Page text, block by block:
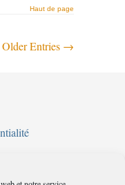
Haut de page
Older Entries →